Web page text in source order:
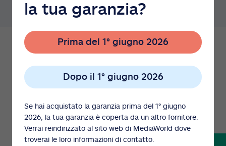
Maggiori informazioni
Centro Assistenza
la tua garanzia?
Prima del 1° giugno 2026
Dopo il 1° giugno 2026
Se hai acquistato la garanzia prima del 1° giugno
2026, la tua garanzia è coperta da un altro fornitore.
Verrai reindirizzato al sito web di MediaWorld dove
troverai le loro informazioni di contatto.